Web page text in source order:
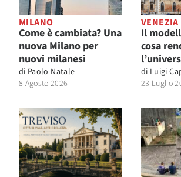
MILANO
Come è cambiata? Una
nuova Milano per
nuovi milanesi
di Paolo Natale
8 Agosto 2026
VENEZIA
Il
cosa
di Luigi
23 Luglio